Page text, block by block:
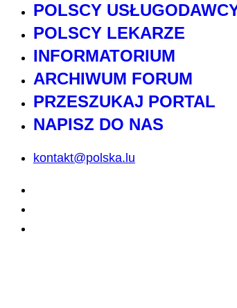
POLSCY
POLSCY LEKARZE
INFORMATORIUM
ARCHIWUM FORUM
PRZESZUKAJ PORTAL
NAPISZ DO NAS
kontakt@polska.lu